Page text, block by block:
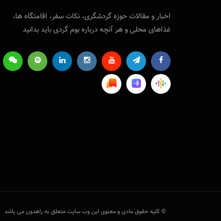
اخبار و مقالات حوزه‌ گردشگری، نکات سفر‌، اقامتگاه ها،
غذاهای محلی و هر آنچه درباره بوم گردی باید بدانید
© کلیه حقوق مادی و معنوی این وب سایت متعلق به راهدون می باشد